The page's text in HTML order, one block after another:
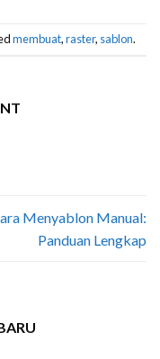
membuat,raster, sablon.
Menyablon Manual:
Panduan Lengkap